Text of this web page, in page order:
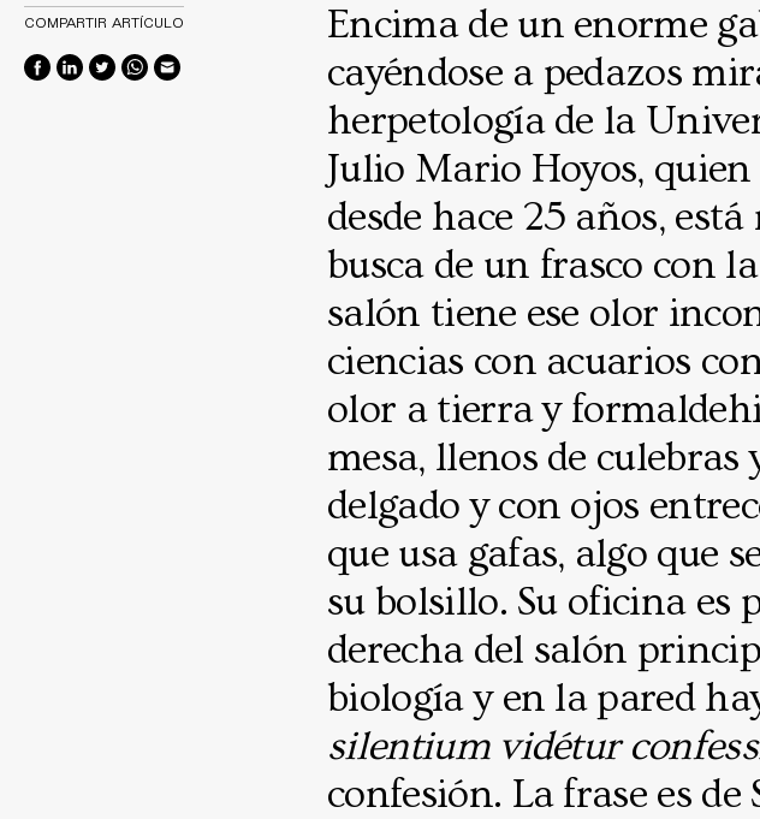
Encima de un enorme
cayéndose a pedazos
herpetología de la
Julio Mario Hoyos,
desde hace 25 años,
busca de un frasco con
salón tiene ese olor
ciencias con acuarios
olor a tierra y
mesa, llenos de culebras
delgado y con ojos
que usa gafas, algo que
su bolsillo. Su oficina es
derecha del salón
biología y en la pared
silentium vidétur
confesión. La frase es de
COMPARTIR ARTÍCULO